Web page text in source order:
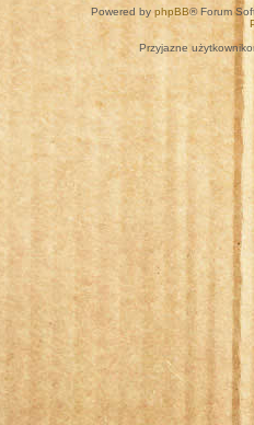
Powered by phpBB® Forum
Przyjazne